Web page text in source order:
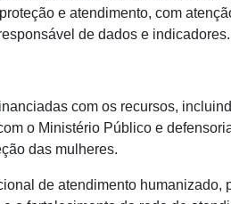
e atendimento, com
de dados e indicadores.
com os recursos,
o Ministério Público e
das mulheres.
de atendimento humanizado,